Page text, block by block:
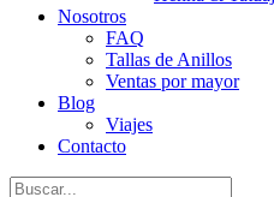
Nosotros
FAQ
Tallas de Anillos
Ventas por mayor
Blog
Viajes
Contacto